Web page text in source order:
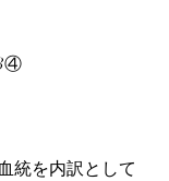
統を内訳として